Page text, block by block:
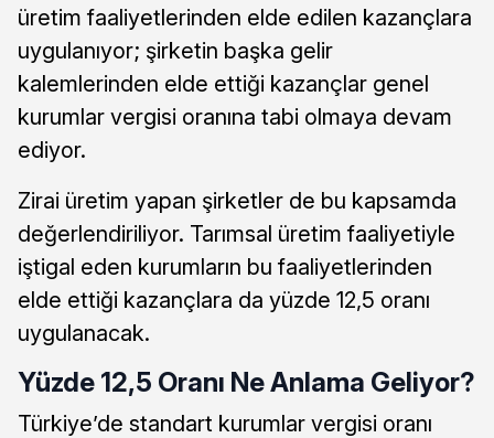
üretim faaliyetlerinden elde edilen kazançlara
uygulanıyor; şirketin başka gelir
kalemlerinden elde ettiği kazançlar genel
kurumlar vergisi oranına tabi olmaya devam
ediyor.
Zirai üretim yapan şirketler de bu kapsamda
değerlendiriliyor. Tarımsal üretim faaliyetiyle
iştigal eden kurumların bu faaliyetlerinden
elde ettiği kazançlara da yüzde 12,5 oranı
uygulanacak.
Yüzde 12,5 Oranı Ne Anlama Geliyor?
Türkiye’de standart kurumlar vergisi oranı